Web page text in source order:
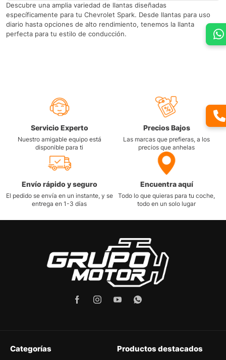
Descubre una amplia variedad de llantas diseñadas
específicamente para tu Chevrolet Spark. Desde llantas para uso
diario hasta opciones de alto rendimiento, tenemos la llanta
perfecta para tu estilo de conducción.
Servicio Experto
Nuestro amigable equipo está
disponible para ti
Precios Bajos
Las marcas que prefieras, a los
precios que anhelas
Envío rápido y seguro
El pedido se envía en un instante, y se
entrega en 1-3 días
Encuentra aquí
Todo lo que quieras para tu coche,
todo en un solo lugar
Categorías Productos destacados